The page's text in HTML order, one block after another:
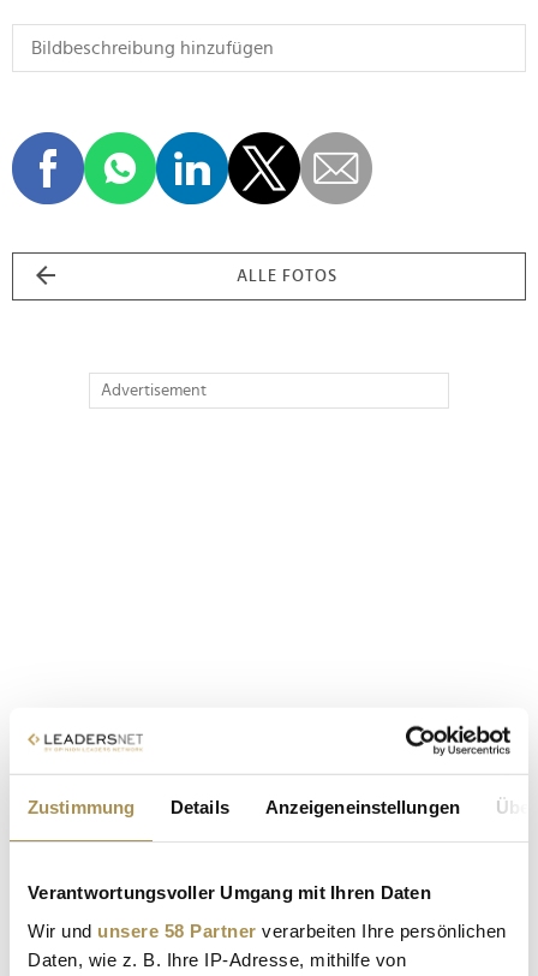
Zustimmung Details Anzeigeneinstellungen
Verantwortungsvoller Umgang mit Ihren Daten
Wir und unsere 58 Partner verarbeiten Ihre persönlichen
Daten, wie z. B. Ihre IP-Adresse, mithilfe von
ALLE FOTOS
Advertisement